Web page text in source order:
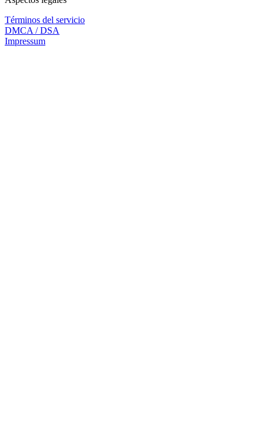
Términos del servicio
DMCA / DSA
Impressum